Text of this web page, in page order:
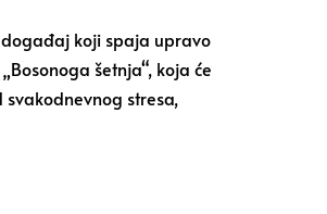
koji spaja upravo
šetnja“, koja će
stresa,